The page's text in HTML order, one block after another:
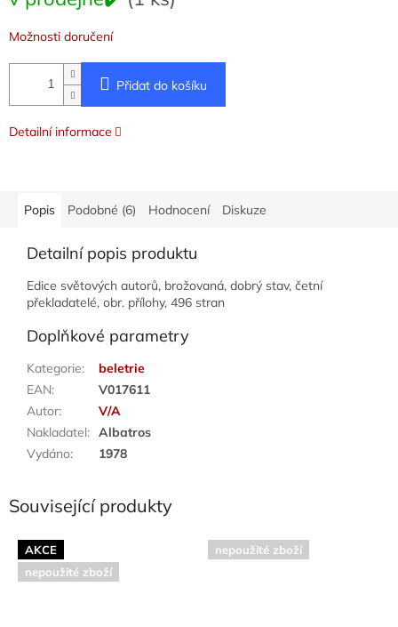
Možnosti doručení
Přidat do košíku
Detailní informace
Popis Podobné (6) Hodnocení Diskuze
Detailní popis produktu
Edice světových autorů, brožovaná, dobrý stav, četní
překladatelé, obr. přílohy, 496 stran
Doplňkové parametry
Kategorie:
beletrie
EAN:
V017611
Autor:
V/A
Nakladatel: Albatros
Vydáno: 1978
Související produkty
AKCE
nepoužité zboží
nepoužité zboží